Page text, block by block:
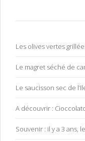
Les olives vertes
Le magret séché de
Le saucisson sec de
A découvrir :
Souvenir : il y a 3 ans,